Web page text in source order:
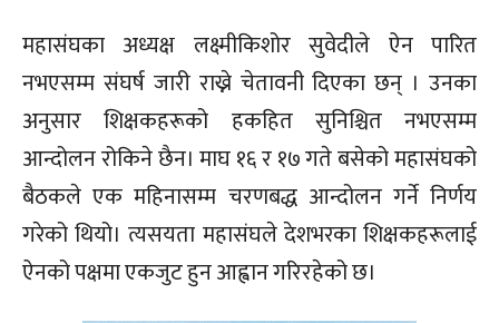
महासंघका अध्यक्ष लक्ष्मीकिशोर सुवेदीले ऐन पारित
नभएसम्म संघर्ष जारी राख्ने चेतावनी दिएका छन् । उनका
अनुसार शिक्षकहरूको हकहित सुनिश्चित नभएसम्म
आन्दोलन रोकिने छैन। माघ १६ र १७ गते बसेको महासंघको
बैठकले एक महिनासम्म चरणबद्ध आन्दोलन गर्ने निर्णय
गरेको थियो। त्यसयता महासंघले देशभरका शिक्षकहरूलाई
ऐनको पक्षमा एकजुट हुन आह्वान गरिरहेको छ।